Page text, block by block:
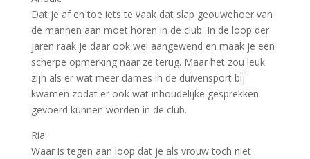
Dat je af en toe iets te vaak dat slap geouwehoer van
de mannen aan moet horen in de club. In de loop der
jaren raak je daar ook wel aangewend en maak je een
scherpe opmerking naar ze terug. Maar het zou leuk
zijn als er wat meer dames in de duivensport bij
kwamen zodat er ook wat inhoudelijke gesprekken
gevoerd kunnen worden in de club.
Ria:
Waar is tegen aan loop dat je als vrouw toch niet